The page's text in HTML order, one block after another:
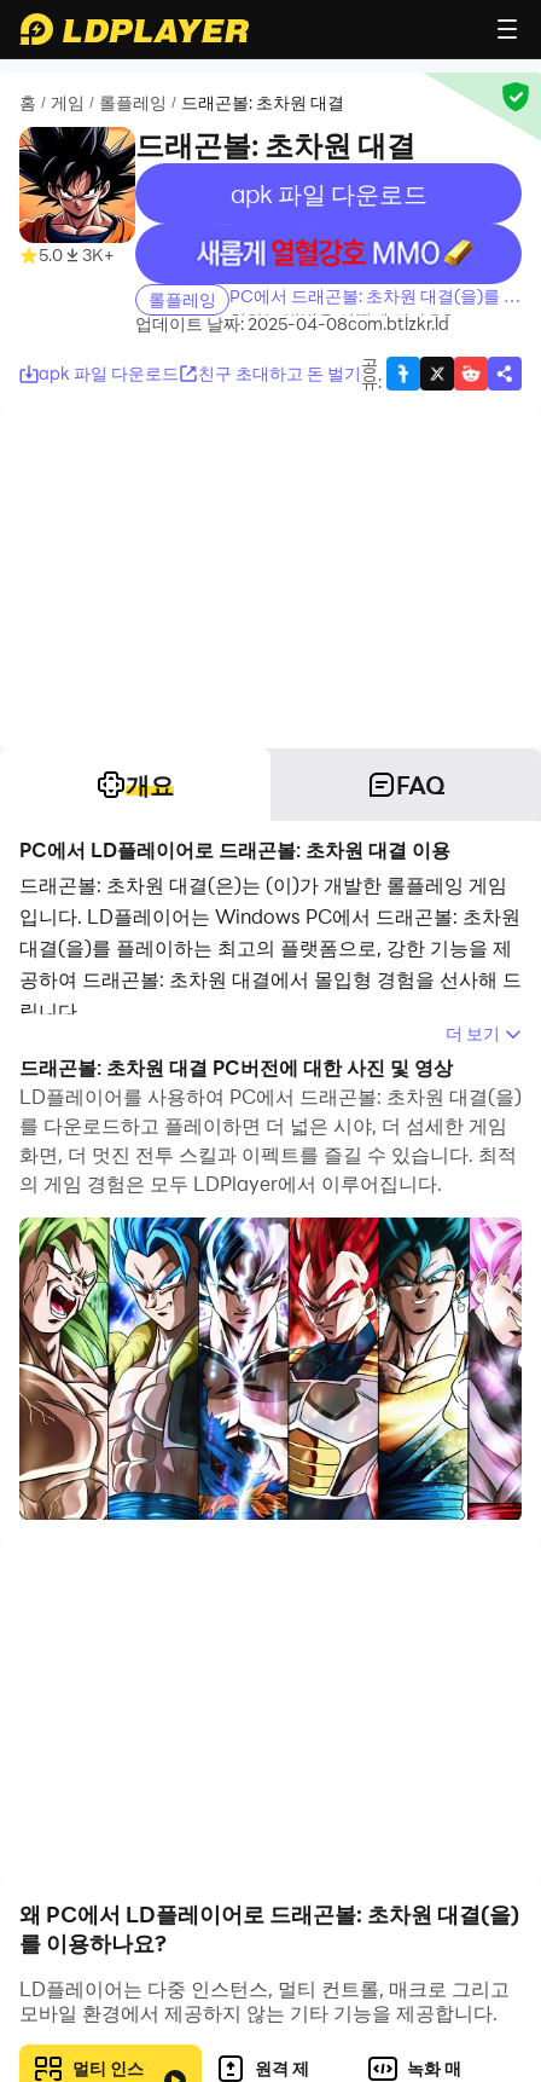
홈 / 게임 / 롤플레잉 / 드래곤볼: 초차원 대결
5.0 3K+
드래곤볼: 초차원 대결
recommend
apk 파일 다운로드
recommend
롤플레잉
PC에서 드래곤볼: 초차원 대결(을)를 설
치하는 방법은 어떻게 되나요?
업데이트 날짜: 2025-04-08com.btlzkr.ld
apk 파일 다운로드 친구 초대하고 돈 벌기공
유:
개요 FAQ
PC에서 LD플레이어로 드래곤볼: 초차원 대결 이용
드래곤볼: 초차원 대결(은)는 (이)가 개발한 롤플레잉 게임
입니다. LD플레이어는 Windows PC에서 드래곤볼: 초차원
대결(을)를 플레이하는 최고의 플랫폼으로, 강한 기능을 제
공하여 드래곤볼: 초차원 대결에서 몰입형 경험을 선사해 드
립니다.
컴퓨터에서 드래곤볼: 초차원 대결(을)를 플레이할 때 장시
간 게임을 즐길 수 있습니다. 녹화 매크로를 사용하여 반복
되는 동작과 작업을 자동으로 실행할 수 있습니다. 이를 통
해 더 빠르게 레벨업하고 파밍을 효율적으로 진행할 수 있습
니다.
또한 자주 사용하는 여러 개의 명령어를 묶어서 하나의 키
입력 동작으로 작업을 단순화하거나 자동화할 수 있습니다.
한 번의 클릭으로 연타하거나 게임에서 반복적인 작업이 필
요한 경우 매크로 기능이 매우 유용합니다.
여러 계정을 육성하려면 다중 실행 및 멀티 컨트롤도 도움이
됩니다. 주 계정을 플레이하면서 부 계정을 실행하여 성장과
레벨업을 동시에 진행할 수 있습니다. 지금 컴퓨터에서 드래
곤볼: 초차원 대결를 다운로드하고 플레이를 하세요!
우주 최강의 전투, 일촉즉발!
를 발견하세요!
풍부한 게임 모드, 다양한 요구 충족!
PVP 아레나, PVE 던전 도전, 월드 보스전 등... 당신이 일대
일 대결을 좋아하든 팀전을 좋아하든, 자신만의 무대를 찾을
수 있습니다!
더 보기
드래곤볼: 초차원 대결 PC버전에 대한 사진 및 영상
LD플레이어를 사용하여 PC에서 드래곤볼: 초차원 대결(을)
를 다운로드하고 플레이하면 더 넓은 시야, 더 섬세한 게임
화면, 더 멋진 전투 스킬과 이펙트를 즐길 수 있습니다. 최적
의 게임 경험은 모두 LDPlayer에서 이루어집니다.
왜 PC에서 LD플레이어로 드래곤볼: 초차원 대결(을)
를 이용하나요?
LD플레이어는 다중 인스턴스, 멀티 컨트롤, 매크로 그리고
모바일 환경에서 제공하지 않는 기타 기능을 제공합니다.
멀티 인스
원격 제
녹화 매